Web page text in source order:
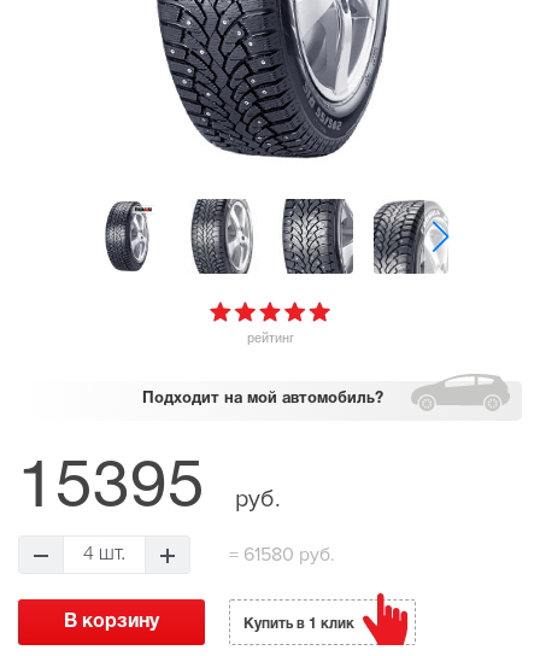
рейтинг
Подходит на мой автомобиль?
15395 руб.
4 шт. = 61580 руб.
Купить в 1 клик